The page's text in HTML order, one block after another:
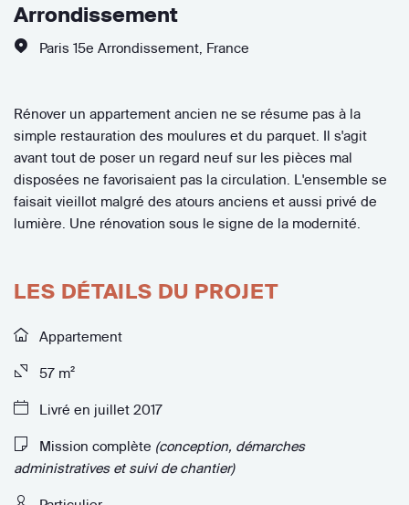
Arrondissement
Paris 15e Arrondissement France
Rénover un appartement ancien ne se résume pas à la
simple restauration des moulures et du parquet. Il s'agit
avant tout de poser un regard neuf sur les pièces mal
disposées ne favorisaient pas la circulation. L'ensemble se
faisait vieillot malgré des atours anciens et aussi privé de
lumière. Une rénovation sous le signe de la modernité.
LES DÉTAILS DU PROJET
Appartement
57 m²
Livré en juillet 2017
Mission complète (conception, démarches
administratives et suivi de chantier)